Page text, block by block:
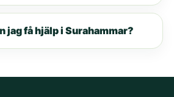
jag få hjälp i Surahammar?